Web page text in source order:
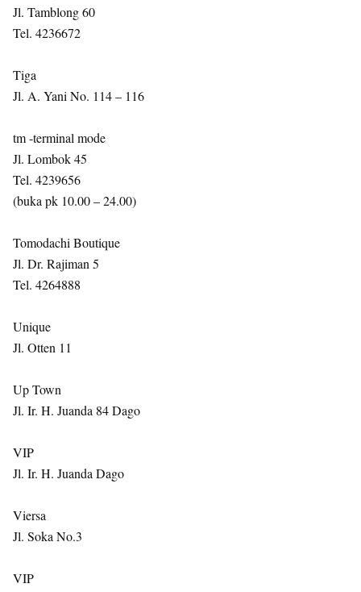
Jl. Tamblong 60
Tel. 4236672
Tiga
Jl. A. Yani No. 114 – 116
tm -terminal mode
Jl. Lombok 45
Tel. 4239656
(buka pk 10.00 – 24.00)
Tomodachi Boutique
Jl. Dr. Rajiman 5
Tel. 4264888
Unique
Jl. Otten 11
Up Town
Jl. Ir. H. Juanda 84 Dago
VIP
Jl. Ir. H. Juanda Dago
Viersa
Jl. Soka No.3
VIP